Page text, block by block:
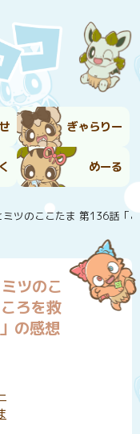
ぎゃらりー
めーる
ツのここたま 第136話「
ツのこ
ろを救
の感想